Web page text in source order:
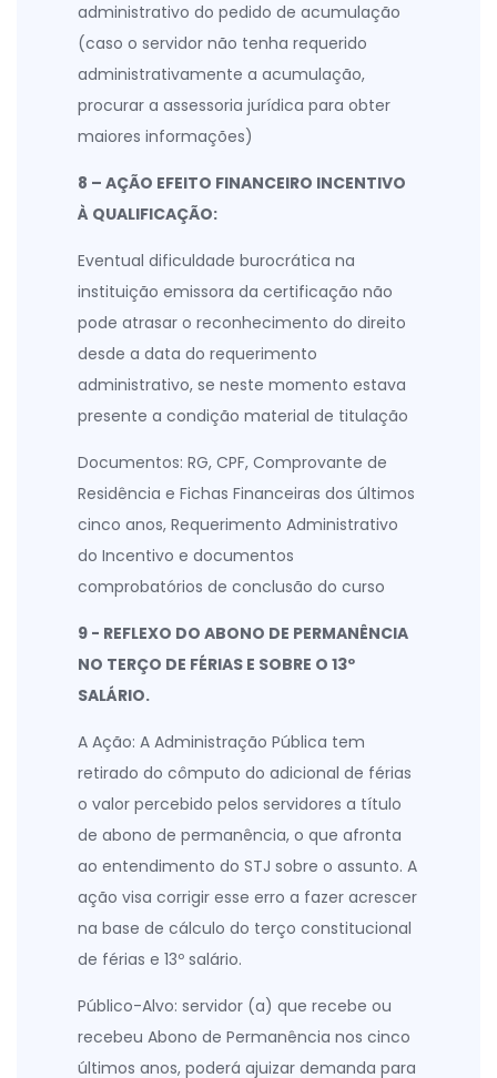
administrativo do pedido de acumulação
(caso o servidor não tenha requerido
administrativamente a acumulação,
procurar a assessoria jurídica para obter
maiores informações)
8 – AÇÃO EFEITO FINANCEIRO INCENTIVO
À QUALIFICAÇÃO:
Eventual dificuldade burocrática na
instituição emissora da certificação não
pode atrasar o reconhecimento do direito
desde a data do requerimento
administrativo, se neste momento estava
presente a condição material de titulação
Documentos: RG, CPF, Comprovante de
Residência e Fichas Financeiras dos últimos
cinco anos, Requerimento Administrativo
do Incentivo e documentos
comprobatórios de conclusão do curso
9 - REFLEXO DO ABONO DE PERMANÊNCIA
NO TERÇO DE FÉRIAS E SOBRE O 13º
SALÁRIO.
A Ação: A Administração Pública tem
retirado do cômputo do adicional de férias
o valor percebido pelos servidores a título
de abono de permanência, o que afronta
ao entendimento do STJ sobre o assunto. A
ação visa corrigir esse erro a fazer acrescer
na base de cálculo do terço constitucional
de férias e 13º salário.
Público-Alvo: servidor (a) que recebe ou
recebeu Abono de Permanência nos cinco
últimos anos, poderá ajuizar demanda para